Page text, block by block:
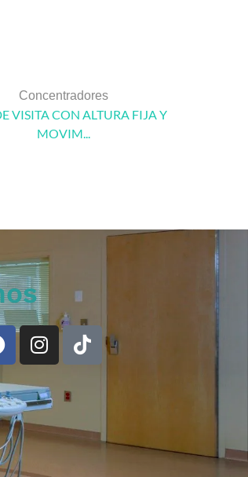
Concentradores
VISITA CON ALTURA FIJA Y
MOVIM...